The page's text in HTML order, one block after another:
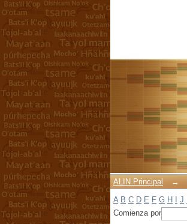
ALIN Principal →
A B C D E F G H J
Comienza por